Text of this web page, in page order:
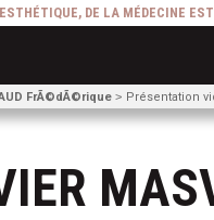
DE LA MÉDECINE
FrÃ©dÃ©rique Présentation